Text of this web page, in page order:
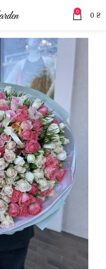
0 0 ₴